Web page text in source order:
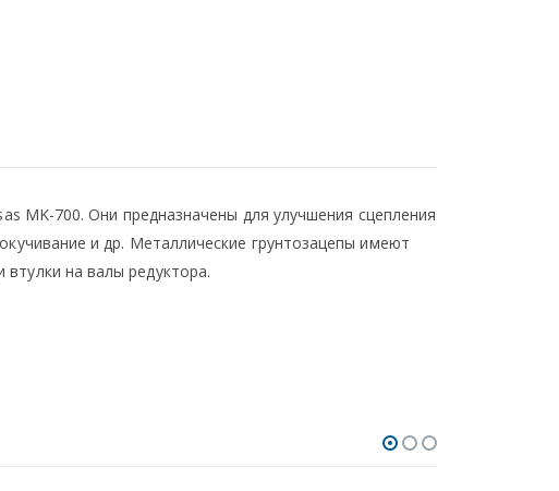
MK-700. Они предназначены для улучшения сцепления
и др. Металлические грунтозацепы имеют
на валы редуктора.